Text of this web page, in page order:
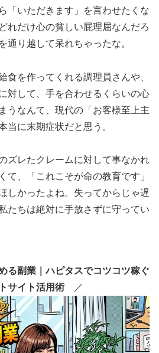
「いただきます」を言わせたくな
れだけ心の貧しい屁理屈なんだろ
通り越して呆れちゃったな。
食を作ってくれる調理員さんや、
対して、手を合わせるくらいの心
うなんて、現代の「お客様至上主
当に末期症状だと思う。
ズレたクレームに対して事なかれ
て、「これこそが命の教育です」
しかったよね。失ってからじゃ遅
たちは絶対に手放さずに守ってい
る副業｜ハピタスでコツコツ稼ぐ
サイト活用術 ／